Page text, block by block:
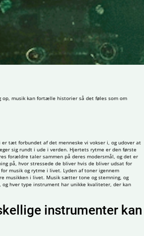
op, musik kan fortælle historier så det føles som om
tæt forbundet af det menneske vi vokser i, og udover at
sig rundt i ude i verden. Hjertets rytme er den første
forældre taler sammen på deres modersmål, og det er
på, hvor stressede de bliver hvis de bliver udsat for
musik og rytme i livet. Lyden af toner igennem
musikken i livet. Musik sætter tone og stemning, og
hver type instrument har unikke kvaliteter, der kan
instrumenter kan